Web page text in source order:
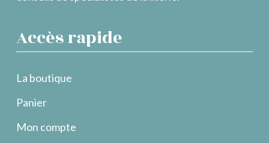
Accès rapide
La boutique
Panier
Mon compte